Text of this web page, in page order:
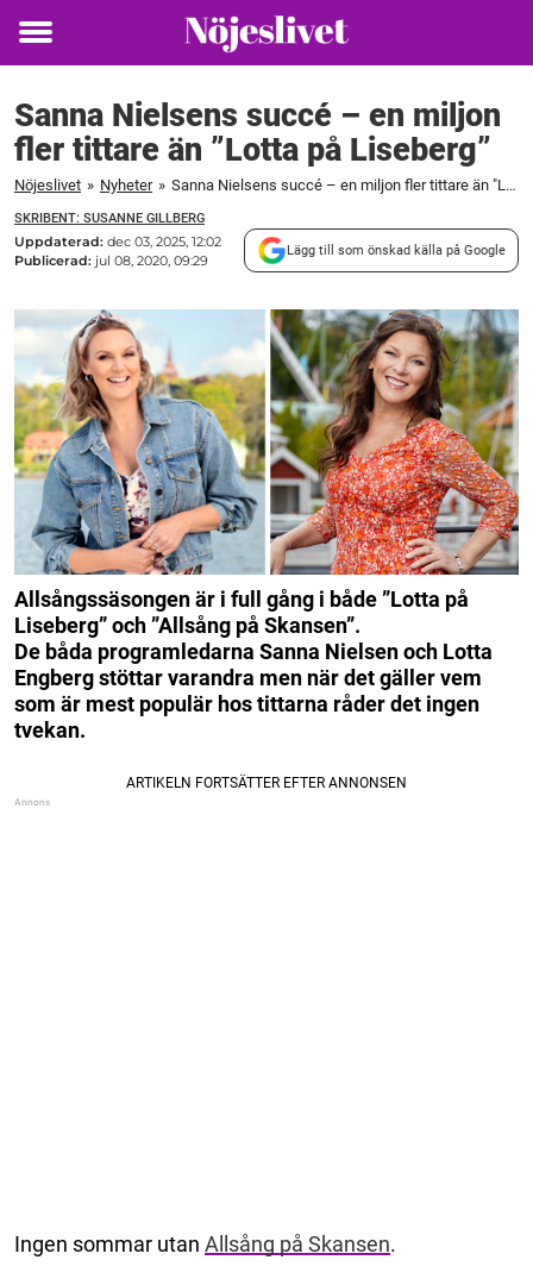
Toggle
Sanna Nielsens succé – en miljon
fler tittare än ”Lotta på Liseberg”
Nöjeslivet » Nyheter » Sanna Nielsens succé – en miljon fler tittare än "Lotta på Liseberg"
SKRIBENT: SUSANNE GILLBERG
Uppdaterad: dec 03, 2025, 12:02
Publicerad: jul 08, 2020, 09:29
Lägg till som önskad källa på Google
Allsångssäsongen är i full gång i både ”Lotta på
Liseberg” och ”Allsång på Skansen”.
De båda programledarna Sanna Nielsen och Lotta
Engberg stöttar varandra men när det gäller vem
som är mest populär hos tittarna råder det ingen
tvekan.
Ingen sommar utan Allsång på Skansen.